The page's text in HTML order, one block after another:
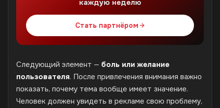
каждую неделю
Стать партнёром
Следующий элемент — боль или желание
пользователя. После привлечения внимания важно
показать, почему тема вообще имеет значение.
Человек должен увидеть в рекламе свою проблему,